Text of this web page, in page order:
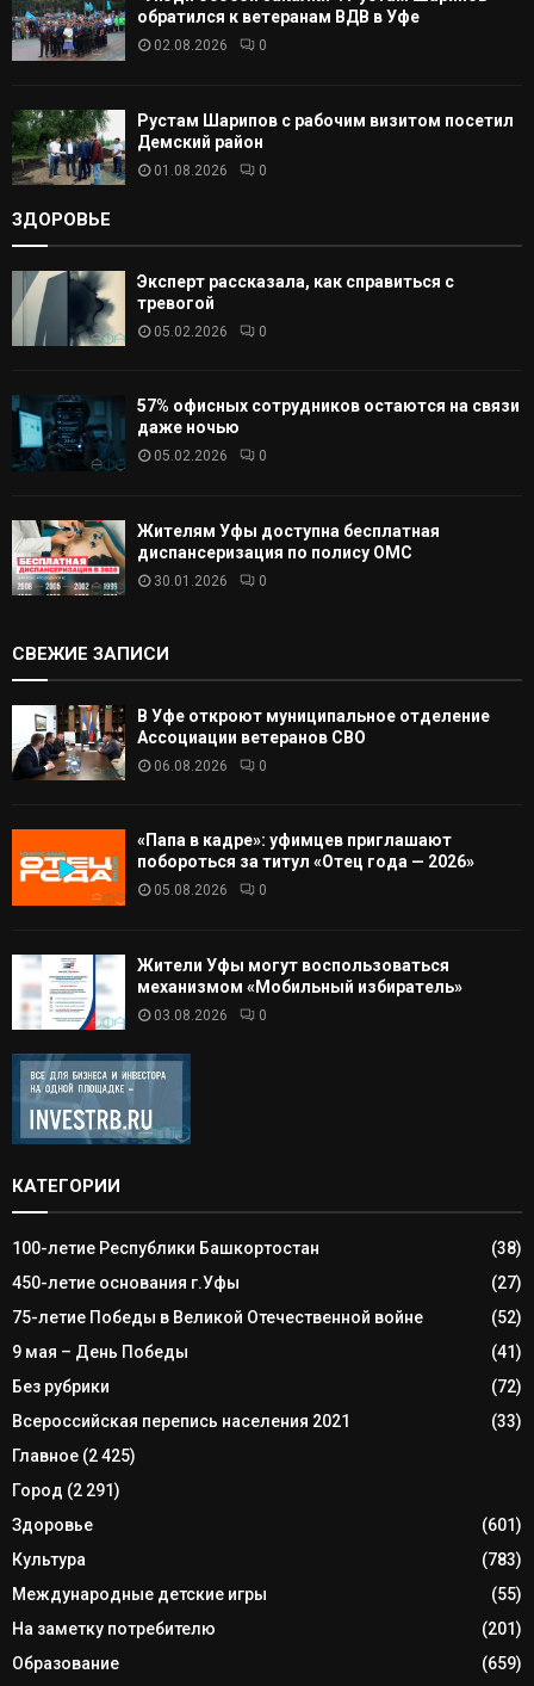
обратился к ветеранам ВДВ в Уфе
02.08.2026 0
Рустам Шарипов с рабочим визитом посетил
Демский район
01.08.2026 0
ЗДОРОВЬЕ
Эксперт рассказала, как справиться с
тревогой
05.02.2026 0
57% офисных сотрудников остаются на связи
даже ночью
05.02.2026 0
Жителям Уфы доступна бесплатная
диспансеризация по полису ОМС
30.01.2026 0
СВЕЖИЕ ЗАПИСИ
В Уфе откроют муниципальное отделение
Ассоциации ветеранов СВО
06.08.2026 0
«Папа в кадре»: уфимцев приглашают
побороться за титул «Отец года — 2026»
05.08.2026 0
Жители Уфы могут воспользоваться
механизмом «Мобильный избиратель»
03.08.2026 0
КАТЕГОРИИ
100-летие Республики Башкортостан
(38)
450-летие основания г.Уфы
(27)
75-летие Победы в Великой Отечественной войне
(52)
9 мая – День Победы
(41)
Без рубрики
(72)
Всероссийская перепись населения 2021
(33)
Главное (2 425)
Город (2 291)
Здоровье
(601)
Культура
(783)
Международные детские игры
(55)
На заметку потребителю
(201)
Образование
(659)